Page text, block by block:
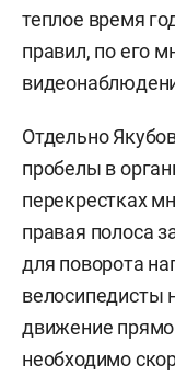
теплое время
правил, по его
Отдельно
пробелы в
перекрестках
правая полоса
для поворота
велосипедисты
движение
необходимо